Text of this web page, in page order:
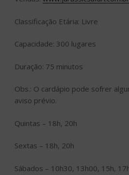
Classificação Etária: Livre
Capacidade: 300 lugares
Duração: 75 minutos
Obs.: O cardápio pode sofrer
aviso prévio.
Quintas – 18h, 20h
Sextas – 18h, 20h
Sábados – 10h30, 13h00, 15h,